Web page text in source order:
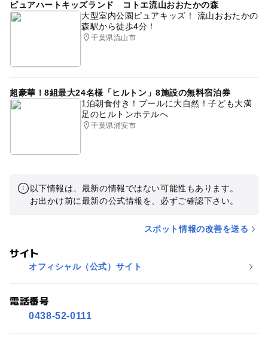
ピュアハートキッズランド コトエ流山おおたかの森
大型室内公園ピュアキッズ！ 流山おおたかの
森駅から徒歩4分！
千葉県流山市
超豪華！8組最大24名様「ヒルトン」8施設の無料宿泊券
1泊朝食付き！プールに大自然！子ども大満
足のヒルトンホテルへ
千葉県浦安市
以下情報は、最新の情報ではない可能性もあります。
お出かけ前に最新の公式情報を、必ずご確認下さい。
スポット情報の改善を送る
サイト
オフィシャル（公式）サイト
電話番号
0438-52-0111